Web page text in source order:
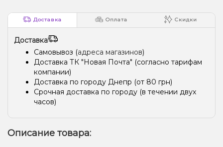
Доставка Оплата Скидки
Доставка
Самовывоз (адреса магазинов)
Доставка ТК "Новая Почта" (согласно тарифам
компании)
Доставка по городу Днепр (от 80 грн)
Срочная доставка по городу (в течении двух
часов)
Описание товара: